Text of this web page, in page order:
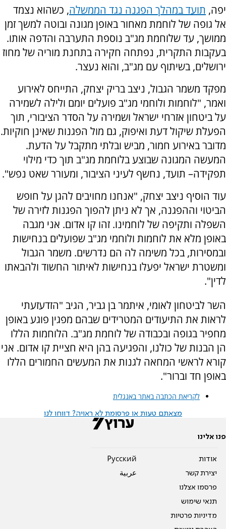
יפה, תועד במהלך הפגנה נגד הממשלה, כשהוא נצמד
אל גופה של לוחמת מאחור באופן מגונה ובוטה למשך זמן
ממושך, עד שלוחמת מג"ב נוספת התערבה והדפה אותו.
בעקבות התקרית, נפתחה חקירה בתחנת מוריה של מחוז
ירושלים, בשיתוף עם מג"ב, והוא נעצר.
מפקד משמר הגבול, ניצב בריק יצחק, התייחס לאירוע
ואמר, "לוחמות ולוחמי מג"ב פועלים יומם ולילה לשמירה
על ביטחון אזרחי ישראל ושמירה על הסדר הציבורי, תוך
הפעלת שיקול דעת ואיפוק, גם מול הפגנות שאינן חוקיות.
מדובר באירוע חמור, מביש ובלתי מתקבל על הדעת.
המעשה המגונה שבוצע בלוחמת מג"ב תוך כדי מילוי
תפקידה– תועד, נחשף לעיני הציבור, ומעורר שאט נפש".
עוד הוסיף ניצב יצחק, "אנחנו מחויבים להגן על חופש
הביטוי וההפגנה, אך לא ניתן להפוך הפגנות לזירה של
השפלה ותקיפה של לוחמינו. זהו קו אדום. אני מגבה
באופן מלא את לוחמות ולוחמי מג"ב שפועלים בנחישות
ובמסירות, בכל משימה לה הם נדרשים. משמר הגבול
ומשטרת ישראל יפעלו בנחישות לאיתור החשוד ולהבאתו
לדין".
השר לביטחון לאומי, איתמר בן גביר, הגיב "הזדעזעתי
לראות את התיעודים המטרידים שבהם מפגין פוגע באופן
מחפיר בגופה ובכבודה של לוחמת מג"ב. הלוחמות הללו
הן הבנות של כולנו, והפגיעה בהן היא חציית קו אדום. אני
קורא לראשי המחאה לגנות את המעשים החמורים הללו
באופן חד וברור".
לקריאת הכתבה באתר באנגלית
מצאתם טעות או פרסומת לא ראויה? דווחו לנו
פנו אלינו
אודות
יצירת קשר
פרסמו אצלנו
תנאי שימוש
מדיניות פרטיות
Pусский
عربية